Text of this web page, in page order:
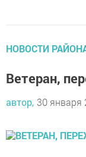
НОВОСТИ
Ветеран,
автор, 30 января